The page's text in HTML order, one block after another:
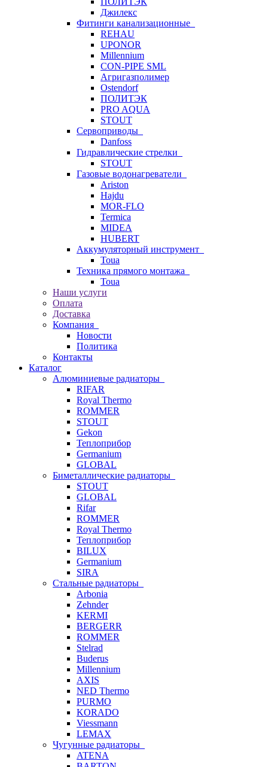
Джилекс
Фитинги канализационные
REHAU
UPONOR
Millennium
CON-PIPE SML
Агригазполимер
Ostendorf
ПОЛИТЭК
PRO AQUA
STOUT
Сервоприводы
Danfoss
Гидравлические стрелки
STOUT
Газовые водонагреватели
Ariston
Hajdu
MOR-FLO
Termica
MIDEA
HUBERT
Аккумуляторный инструмент
Toua
Техника прямого монтажа
Toua
Наши услуги
Оплата
Доставка
Компания
Новости
Политика
Контакты
Каталог
Алюминиевые радиаторы
RIFAR
Royal Thermo
ROMMER
STOUT
Gekon
Теплоприбор
Germanium
GLOBAL
Биметаллические радиаторы
STOUT
GLOBAL
Rifar
ROMMER
Royal Thermo
Теплоприбор
BILUX
Germanium
SIRA
Стальные радиаторы
Arbonia
Zehnder
KERMI
BERGERR
ROMMER
Stelrad
Buderus
Millennium
AXIS
NED Thermo
PURMO
KORADO
Viessmann
LEMAX
Чугунные радиаторы
ATENA